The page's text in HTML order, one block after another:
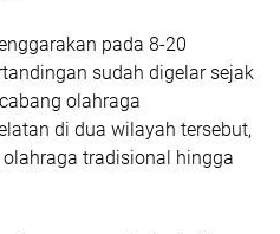
pada 8-20
sudah digelar sejak
olahraga
di dua wilayah tersebut,
tradisional hingga